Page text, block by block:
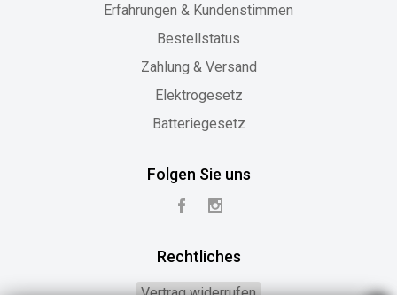
Erfahrungen & Kundenstimmen
Bestellstatus
Zahlung & Versand
Elektrogesetz
Batteriegesetz
Folgen Sie uns
Rechtliches